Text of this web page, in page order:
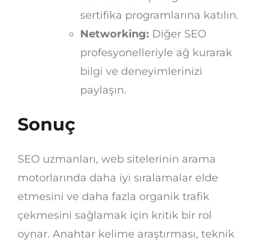
sertifika programlarına katılın.
Networking: Diğer SEO
profesyonelleriyle ağ kurarak
bilgi ve deneyimlerinizi
paylaşın.
Sonuç
SEO uzmanları, web sitelerinin arama
motorlarında daha iyi sıralamalar elde
etmesini ve daha fazla organik trafik
çekmesini sağlamak için kritik bir rol
oynar. Anahtar kelime araştırması, teknik